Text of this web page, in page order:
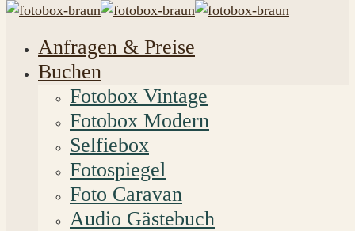
Anfragen & Preise
Buchen
Fotobox Vintage
Fotobox Modern
Selfiebox
Fotospiegel
Foto Caravan
Audio Gästebuch